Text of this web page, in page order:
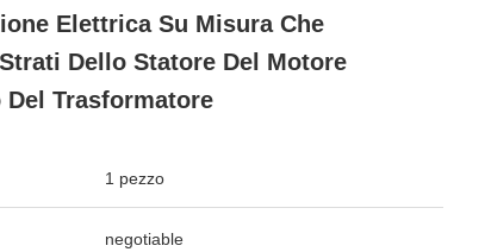
Elettrica Su Misura Che
Dello Statore Del Motore
Trasformatore
1 pezzo
negotiable